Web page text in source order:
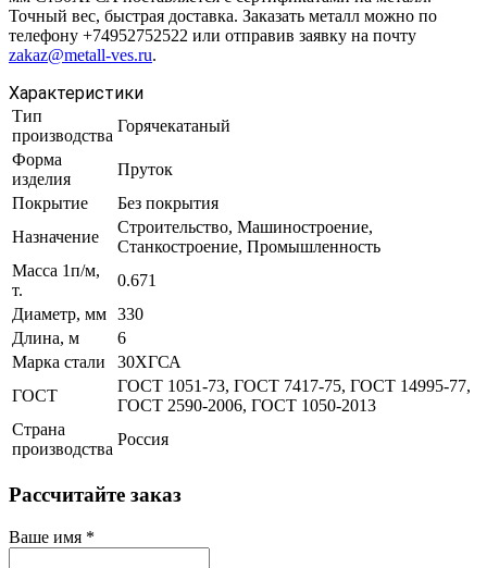
Точный вес, быстрая доставка. Заказать металл можно по
телефону +74952752522 или отправив заявку на почту
zakaz@metall-ves.ru.
Характеристики
Тип
производства
Горячекатаный
Форма
изделия
Пруток
Покрытие
Без покрытия
Назначение
Строительство, Машиностроение,
Станкостроение, Промышленность
Масса 1п/м,
т.
0.671
Диаметр, мм 330
Длина, м
6
Марка стали
30ХГСА
ГОСТ
ГОСТ 1051-73, ГОСТ 7417-75, ГОСТ 14995-77,
ГОСТ 2590-2006, ГОСТ 1050-2013
Страна
производства
Россия
Рассчитайте заказ
Ваше имя *